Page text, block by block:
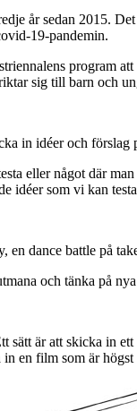
år sedan 2015.
19-pandemin.
program
sig till barn och
in idéer och
eller något där
idéer som vi kan
en dance battle på
och tänka på
sätt är att skicka in
en film som är